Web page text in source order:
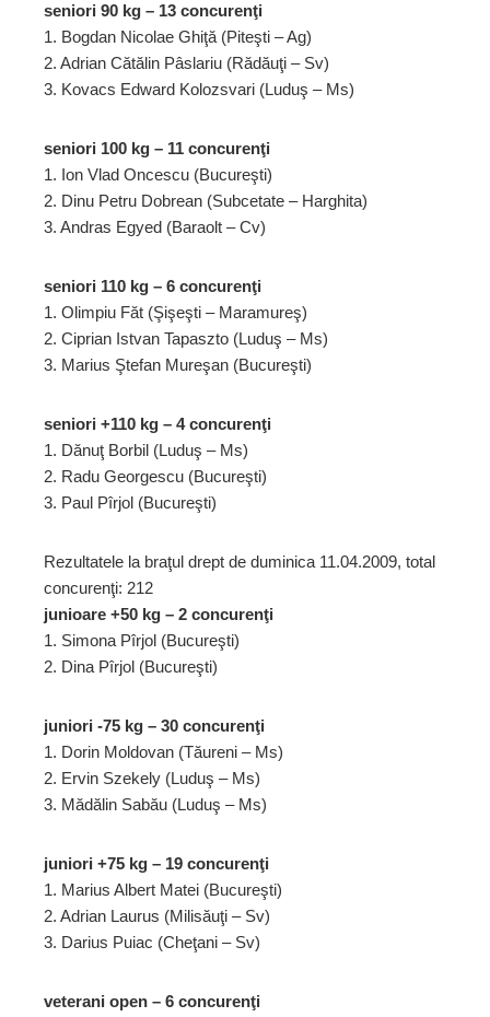
seniori 90 kg – 13 concurenţi
1. Bogdan Nicolae Ghiţă (Piteşti – Ag)
2. Adrian Cătălin Pâslariu (Rădăuţi – Sv)
3. Kovacs Edward Kolozsvari (Luduş – Ms)
seniori 100 kg – 11 concurenţi
1. Ion Vlad Oncescu (Bucureşti)
2. Dinu Petru Dobrean (Subcetate – Harghita)
3. Andras Egyed (Baraolt – Cv)
seniori 110 kg – 6 concurenţi
1. Olimpiu Făt (Şişeşti – Maramureş)
2. Ciprian Istvan Tapaszto (Luduş – Ms)
3. Marius Ştefan Mureşan (Bucureşti)
seniori +110 kg – 4 concurenţi
1. Dănuţ Borbil (Luduş – Ms)
2. Radu Georgescu (Bucureşti)
3. Paul Pîrjol (Bucureşti)
Rezultatele la braţul drept de duminica 11.04.2009, total
concurenţi: 212
junioare +50 kg – 2 concurenţi
1. Simona Pîrjol (Bucureşti)
2. Dina Pîrjol (Bucureşti)
juniori -75 kg – 30 concurenţi
1. Dorin Moldovan (Tăureni – Ms)
2. Ervin Szekely (Luduş – Ms)
3. Mădălin Sabău (Luduş – Ms)
juniori +75 kg – 19 concurenţi
1. Marius Albert Matei (Bucureşti)
2. Adrian Laurus (Milisăuţi – Sv)
3. Darius Puiac (Cheţani – Sv)
veterani open – 6 concurenţi